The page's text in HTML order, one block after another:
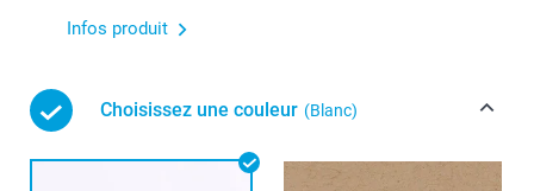
Infos produit
Choisissez une couleur (Blanc)